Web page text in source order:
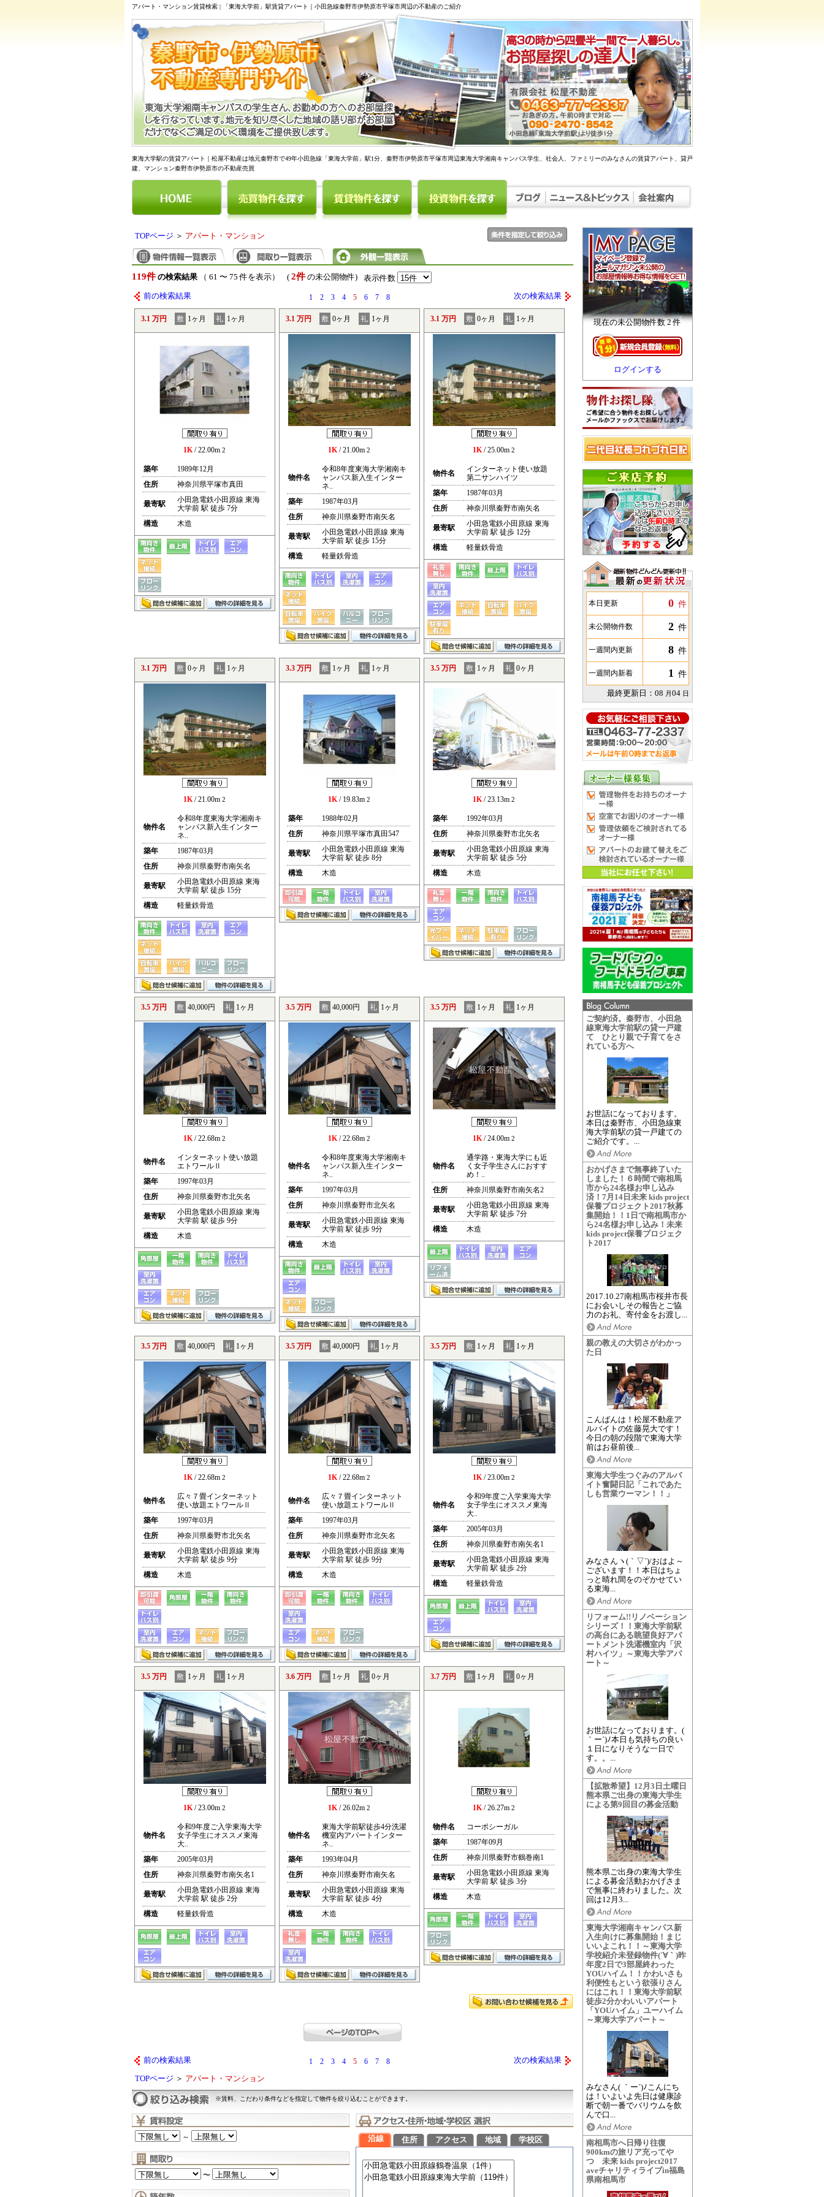
アパート・マンション賃貸検索 | 「東海大学前」駅賃貸アパート｜小田急線秦野市伊勢原市平塚市周辺の不動産のご紹介
東海大学駅の賃貸アパート｜松屋不動産は地元秦野市で49年小田急線「東海大学前」駅1分、秦野市伊勢原市平塚市周辺東海大学湘南キャンパス学生、社会人、ファミリーのみなさんの賃貸アパート、貸戸
建、マンション秦野市伊勢原市の不動産売買
現在の未公開物件数 2 件
ログインする
本日更新 0 件
未公開物件数 2 件
一週間内更新 8 件
一週間内新着 1 件
最終更新日：08 月04 日
ご契約済。秦野市、小田急
線東海大学前駅の貸一戸建
て ひとり親で子育てをさ
れている方へ
お世話になっております。
本日は秦野市、小田急線東
海大学前駅の貸一戸建ての
ご紹介です。...
おかげさまで無事終了いた
しました！６時間で南相馬
市から24名様お申し込み
済！7月14日未来 kids project
保養プロジェクト2017秋募
集開始！！1日で南相馬市か
ら24名様お申し込み！未来
kids project保養プロジェク
ト2017
2017.10.27南相馬市桜井市長
にお会いしその報告とご協
力のお礼、寄付金をお渡し...
親の教えの大切さがわかっ
た日
こんばんは！松屋不動産ア
ルバイトの佐藤晃大です！
今日の朝の段階で東海大学
前はお昼前後...
東海大学生つぐみのアルバ
イト奮闘日記「これであた
しも営業ウーマン！！」
みなさんヽ(｀▽´)/おはよ～
ございます！！本日はちょ
っと晴れ間をのぞかせてい
る東海...
リフォーム!!リノベーション
シリーズ！！東海大学前駅
の高台にある眺望良好アパ
ートメント洗濯機室内「沢
村ハイツ」～東海大学アパ
ート～
お世話になっております。(
｀ー´)ﾉ本日も気持ちの良い
１日になりそうな一日で
す。。...
【拡散希望】12月3日土曜日
熊本県ご出身の東海大学生
による第9回目の募金活動
熊本県ご出身の東海大学生
による募金活動おかげさま
で無事に終わりました。次
回は12月3...
東海大学湘南キャンパス新
入生向けに募集開始！まじ
いいよこれ！！～東海大学
学校紹介未登録物件(´∀｀)昨
年度2日で3部屋終わった
YOUハイム！！かわいさも
利便性もという欲張りさん
にはこれ！！東海大学前駅
徒歩2分かわいいアパート
「YOUハイム」ユーハイム
～東海大学アパート～
みなさん( ｀ー´)ﾉこんにち
は！いよいよ先日は健康診
断で朝一番でバリウムを飲
んで口...
南相馬市へ日帰り往復
900kmの旅リア充ってや
つ 未来 kids project2017
aveチャリティライブin福島
県南相馬市
TOPページ ＞ アパート・マンション
119件 の検索結果（ 61 〜 75 件を表示） ( 2件の未公開物件) 表示件数
前の検索結果 1 2 3 4 5 6 7 8 次の検索結果
3.1 万円 敷 1ヶ月 礼 1ヶ月
1K/ 22.00m 2
築年
1989年12月
住所
神奈川県平塚市真田
最寄駅
小田急電鉄小田原線 東海
大学前 駅 徒歩 7分
構造
木造
3.1 万円 敷 0ヶ月 礼 1ヶ月
1K/ 21.00m 2
物件名
令和8年度東海大学湘南キ
ャンパス新入生インター
ネ..
築年
1987年03月
住所
神奈川県秦野市南矢名
最寄駅
小田急電鉄小田原線 東海
大学前 駅 徒歩 15分
構造
軽量鉄骨造
3.1 万円 敷 0ヶ月 礼 1ヶ月
1K/ 25.00m 2
物件名
インターネット使い放題
第二サンハイツ
築年
1987年03月
住所
神奈川県秦野市南矢名
最寄駅
小田急電鉄小田原線 東海
大学前 駅 徒歩 12分
構造
軽量鉄骨造
3.1 万円 敷 0ヶ月 礼 1ヶ月
1K/ 21.00m 2
物件名
令和8年度東海大学湘南キ
ャンパス新入生インター
ネ..
築年
1987年03月
住所
神奈川県秦野市南矢名
最寄駅
小田急電鉄小田原線 東海
大学前 駅 徒歩 15分
構造
軽量鉄骨造
3.3 万円 敷 1ヶ月 礼 1ヶ月
1K/ 19.83m 2
築年
1988年02月
住所
神奈川県平塚市真田547
最寄駅
小田急電鉄小田原線 東海
大学前 駅 徒歩 8分
構造
木造
3.5 万円 敷 1ヶ月 礼 0ヶ月
1K/ 23.13m 2
築年
1992年03月
住所
神奈川県秦野市北矢名
最寄駅
小田急電鉄小田原線 東海
大学前 駅 徒歩 5分
構造
木造
3.5 万円 敷 40,000円 礼 1ヶ月
1K/ 22.68m 2
物件名
インターネット使い放題
エトワールⅡ
築年
1997年03月
住所
神奈川県秦野市北矢名
最寄駅
小田急電鉄小田原線 東海
大学前 駅 徒歩 9分
構造
木造
3.5 万円 敷 40,000円 礼 1ヶ月
1K/ 22.68m 2
物件名
令和8年度東海大学湘南キ
ャンパス新入生インター
ネ..
築年
1997年03月
住所
神奈川県秦野市北矢名
最寄駅
小田急電鉄小田原線 東海
大学前 駅 徒歩 9分
構造
木造
3.5 万円 敷 1ヶ月 礼 1ヶ月
1K/ 24.00m 2
物件名
通学路・東海大学にも近
く女子学生さんにおすす
め！..
住所
神奈川県秦野市南矢名2
最寄駅
小田急電鉄小田原線 東海
大学前 駅 徒歩 7分
構造
木造
3.5 万円 敷 40,000円 礼 1ヶ月
1K/ 22.68m 2
物件名
広々７畳インターネット
使い放題エトワールⅡ
築年
1997年03月
住所
神奈川県秦野市北矢名
最寄駅
小田急電鉄小田原線 東海
大学前 駅 徒歩 9分
構造
木造
3.5 万円 敷 40,000円 礼 1ヶ月
1K/ 22.68m 2
物件名
広々７畳インターネット
使い放題エトワールⅡ
築年
1997年03月
住所
神奈川県秦野市北矢名
最寄駅
小田急電鉄小田原線 東海
大学前 駅 徒歩 9分
構造
木造
3.5 万円 敷 1ヶ月 礼 1ヶ月
1K/ 23.00m 2
物件名
令和9年度ご入学東海大学
女子学生にオススメ東海
大..
築年
2005年03月
住所
神奈川県秦野市南矢名1
最寄駅
小田急電鉄小田原線 東海
大学前 駅 徒歩 2分
構造
軽量鉄骨造
3.5 万円 敷 1ヶ月 礼 1ヶ月
1K/ 23.00m 2
物件名
令和9年度ご入学東海大学
女子学生にオススメ東海
大..
築年
2005年03月
住所
神奈川県秦野市南矢名1
最寄駅
小田急電鉄小田原線 東海
大学前 駅 徒歩 2分
構造
軽量鉄骨造
3.6 万円 敷 1ヶ月 礼 0ヶ月
1K/ 26.02m 2
物件名
東海大学前駅徒歩4分洗濯
機室内アパートインター
ネ..
築年
1993年04月
住所
神奈川県秦野市南矢名
最寄駅
小田急電鉄小田原線 東海
大学前 駅 徒歩 4分
構造
木造
3.7 万円 敷 1ヶ月 礼 0ヶ月
1K/ 26.27m 2
物件名
コーポシーガル
築年
1987年09月
住所
神奈川県秦野市鶴巻南1
最寄駅
小田急電鉄小田原線 東海
大学前 駅 徒歩 3分
構造
木造
前の検索結果 1 2 3 4 5 6 7 8 次の検索結果
TOPページ ＞ アパート・マンション
※賃料、こだわり条件などを指定して物件を絞り込むことができます。
～
〜
沿線 住所 アクセス 地域 学校区